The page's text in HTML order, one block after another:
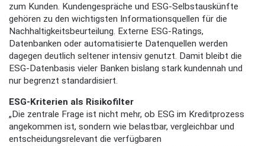
zum Kunden. Kundengespräche und ESG-Selbstauskünfte
gehören zu den wichtigsten Informationsquellen für die
Nachhaltigkeitsbeurteilung. Externe ESG-Ratings,
Datenbanken oder automatisierte Datenquellen werden
dagegen deutlich seltener intensiv genutzt. Damit bleibt die
ESG-Datenbasis vieler Banken bislang stark kundennah und
nur begrenzt standardisiert.
ESG-Kriterien als Risikofilter
„Die zentrale Frage ist nicht mehr, ob ESG im Kreditprozess
angekommen ist, sondern wie belastbar, vergleichbar und
entscheidungsrelevant die verfügbaren